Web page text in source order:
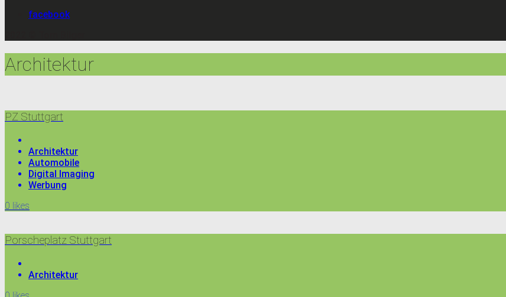
facebook
Architektur
PZ Stuttgart
Architektur
Automobile
Digital Imaging
Werbung
0 likes
Porscheplatz Stuttgart
Architektur